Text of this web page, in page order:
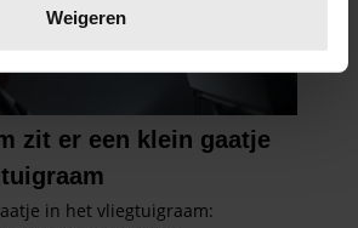
voorkeuren in het
om content en advertenties te
functies voor social media te bieden
te analyseren. Ook delen we
gebruik van onze site met onze
Weigeren